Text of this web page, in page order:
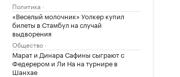
Политика
«Веселый молочник» Уолкер купил
билеты в Стамбул на случай
выдворения
Общество
Марат и Динара Сафины сыграют с
Федерером и Ли На на турнире в
Шанхае